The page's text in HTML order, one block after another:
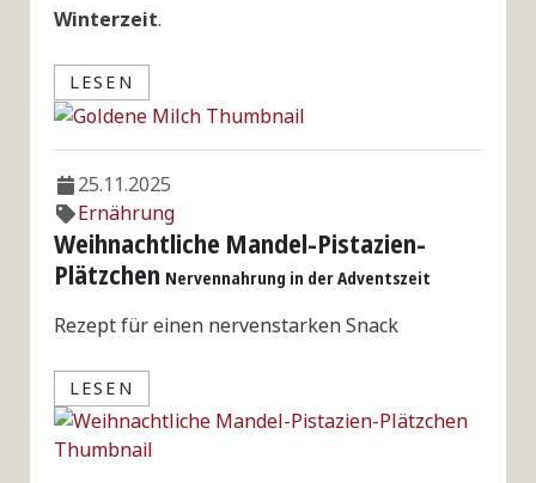
Winterzeit.
LESEN
25.11.2025
Ernährung
Weihnachtliche Mandel-Pistazien-
Plätzchen Nervennahrung in der Adventszeit
Rezept für einen nervenstarken Snack
LESEN